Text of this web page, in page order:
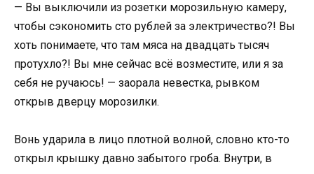
— Вы выключили из розетки морозильную камеру,
чтобы сэкономить сто рублей за электричество?! Вы
хоть понимаете, что там мяса на двадцать тысяч
протухло?! Вы мне сейчас всё возместите, или я за
себя не ручаюсь! — заорала невестка, рывком
открыв дверцу морозилки.
Вонь ударила в лицо плотной волной, словно кто-то
открыл крышку давно забытого гроба. Внутри, в